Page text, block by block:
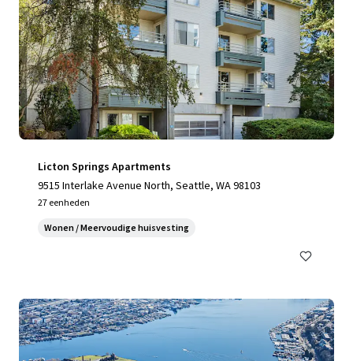
Licton Springs Apartments
9515 Interlake Avenue North, Seattle, WA 98103
27 eenheden
Wonen / Meervoudige huisvesting